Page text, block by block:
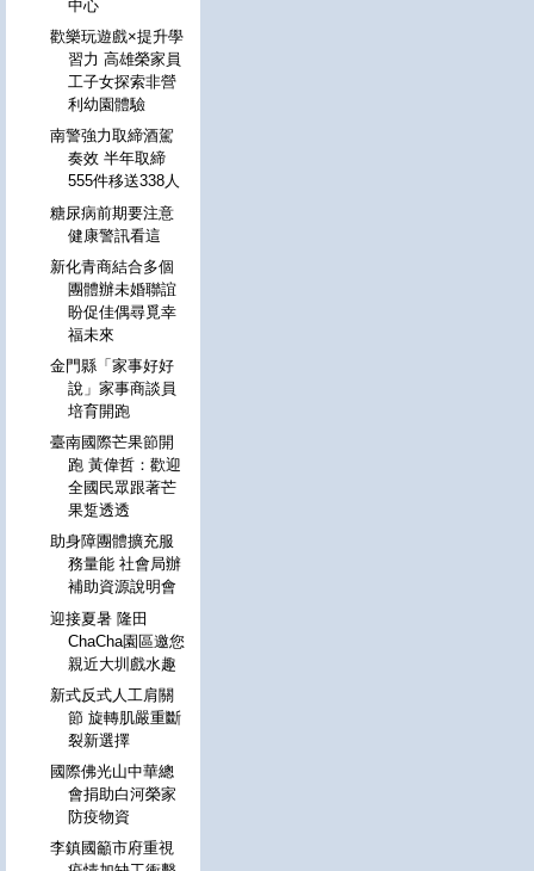
中心
歡樂玩遊戲×提升學
習力 高雄榮家員
工子女探索非營
利幼園體驗
南警強力取締酒駕
奏效 半年取締
555件移送338人
糖尿病前期要注意
健康警訊看這
新化青商結合多個
團體辦未婚聯誼
盼促佳偶尋覓幸
福未來
金門縣「家事好好
說」家事商談員
培育開跑
臺南國際芒果節開
跑 黃偉哲：歡迎
全國民眾跟著芒
果踅透透
助身障團體擴充服
務量能 社會局辦
補助資源說明會
迎接夏暑 隆田
ChaCha園區邀您
親近大圳戲水趣
新式反式人工肩關
節 旋轉肌嚴重斷
裂新選擇
國際佛光山中華總
會捐助白河榮家
防疫物資
李鎮國籲市府重視